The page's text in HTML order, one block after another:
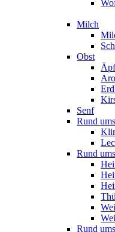
Milch
Obst
Senf
Rund
Rund
Rund